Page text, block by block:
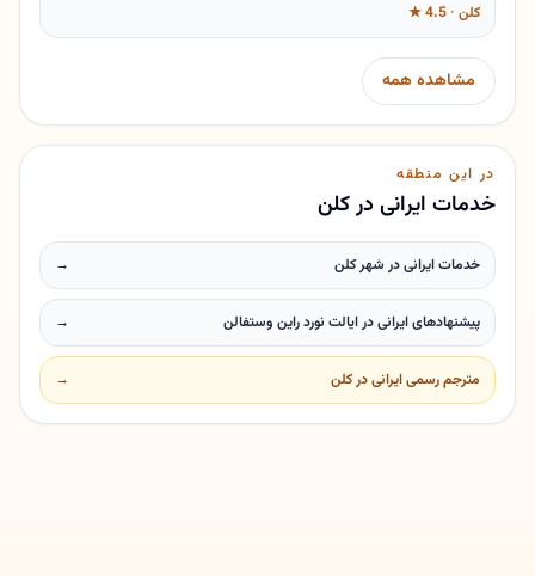
کلن · 4.5 ★
مشاهده همه
در این منطقه
خدمات ایرانی در کلن
خدمات ایرانی در شهر کلن →
پیشنهادهای ایرانی در ایالت نورد راین وستفالن →
مترجم رسمی ایرانی در کلن →